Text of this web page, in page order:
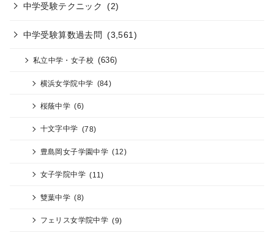
中学受験テクニック (2)
中学受験算数過去問 (3,561)
私立中学・女子校 (636)
横浜女学院中学 (84)
桜蔭中学 (6)
十文字中学 (78)
豊島岡女子学園中学 (12)
女子学院中学 (11)
雙葉中学 (8)
フェリス女学院中学 (9)